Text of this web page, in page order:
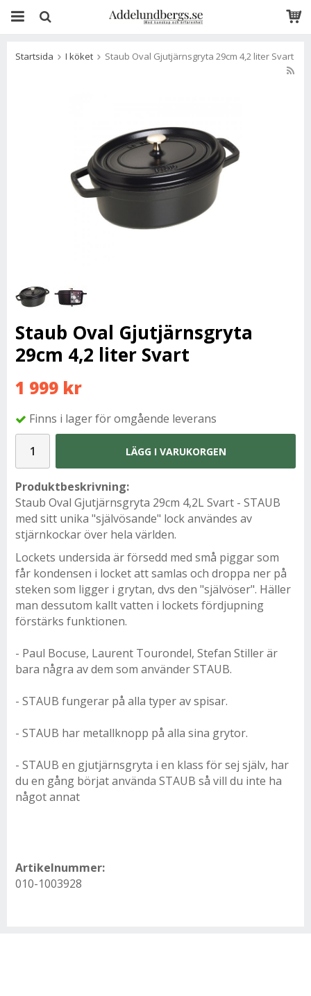
Startsida I köket Staub Oval Gjutjärnsgryta 29cm 4,2 liter Svart
Staub Oval Gjutjärnsgryta
29cm 4,2 liter Svart
1 999 kr
Finns i lager för omgående leverans
LÄGG I VARUKORGEN
Produktbeskrivning:
Staub Oval Gjutjärnsgryta 29cm 4,2L Svart - STAUB
med sitt unika "självösande" lock användes av
stjärnkockar över hela världen.
Lockets undersida är försedd med små piggar som
får kondensen i locket att samlas och droppa ner på
steken som ligger i grytan, dvs den "självöser". Häller
man dessutom kallt vatten i lockets fördjupning
förstärks funktionen.
- Paul Bocuse, Laurent Tourondel, Stefan Stiller är
bara några av dem som använder STAUB.
- STAUB fungerar på alla typer av spisar.
- STAUB har metallknopp på alla sina grytor.
- STAUB en gjutjärnsgryta i en klass för sej själv, har
du en gång börjat använda STAUB så vill du inte ha
något annat
Artikelnummer:
010-1003928